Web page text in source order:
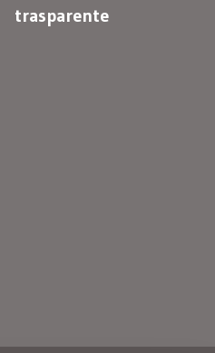
trasparente